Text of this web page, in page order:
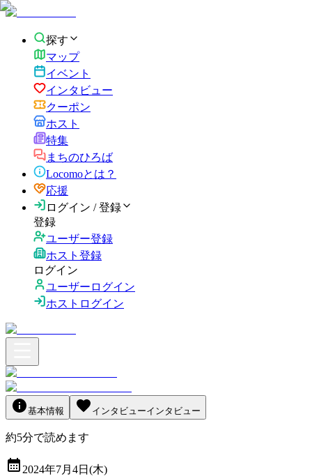
探す
マップ
イベント
インタビュー
クーポン
ホスト
特集
まちのひろば
Locomoとは？
応援
ログイン / 登録
登録
ユーザー登録
ホスト登録
ログイン
ユーザーログイン
ホストログイン
基本情報 インタビューインタビュー
約5分で読めます
2024年7月4日(木)